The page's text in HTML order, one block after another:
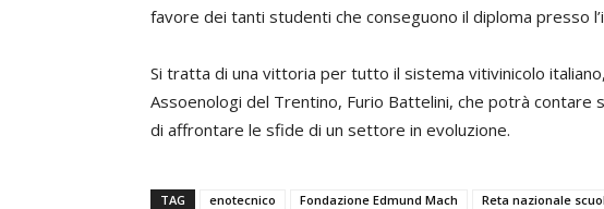
favore dei tanti studenti che conseguono il diploma presso
Si tratta di una vittoria per tutto il sistema vitivinicolo
Assoenologi del Trentino, Furio Battelini, che potrà contare
di affrontare le sfide di un settore in evoluzione.
TAG enotecnico Fondazione Edmund Mach Reta nazionale